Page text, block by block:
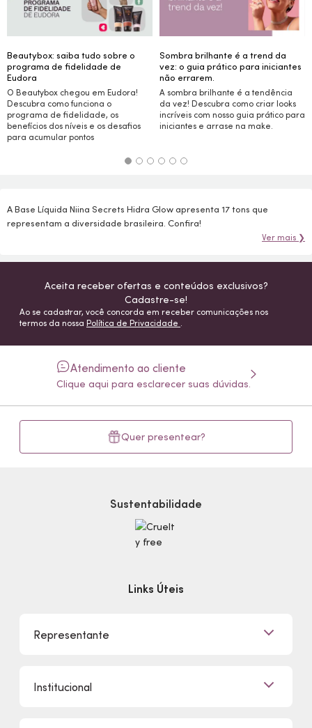
Beautybox: saiba tudo sobre o
programa de fidelidade de
Eudora
O Beautybox chegou em Eudora!
Descubra como funciona o
programa de fidelidade, os
benefícios dos níveis e os desafios
para acumular pontos
Sombra brilhante é a trend da
vez: o guia prático para iniciantes
não errarem.
A sombra brilhante é a tendência
da vez! Descubra como criar looks
incríveis com nosso guia prático para
iniciantes e arrase na make.
A Base Líquida Niina Secrets Hidra Glow apresenta 17 tons que
representam a diversidade brasileira. Confira!
Ver mais ❯
Aceita receber ofertas e conteúdos exclusivos?
Cadastre-se!
Ao se cadastrar, você concorda em receber comunicações nos
termos da nossa Política de Privacidade .
Atendimento ao cliente
Clique aqui para esclarecer suas dúvidas.
Quer presentear?
Sustentabilidade
Links Úteis
Representante
Quero Ser Representante
Institucional